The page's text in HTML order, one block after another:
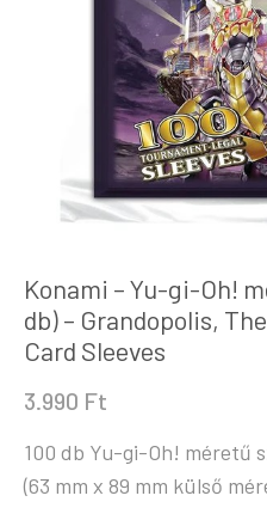
Konami – Yu-gi-Oh!
db) – Grandopolis,
Card Sleeves
3.990 Ft
100 db Yu-gi-Oh! méretű
(63 mm x 89 mm külső